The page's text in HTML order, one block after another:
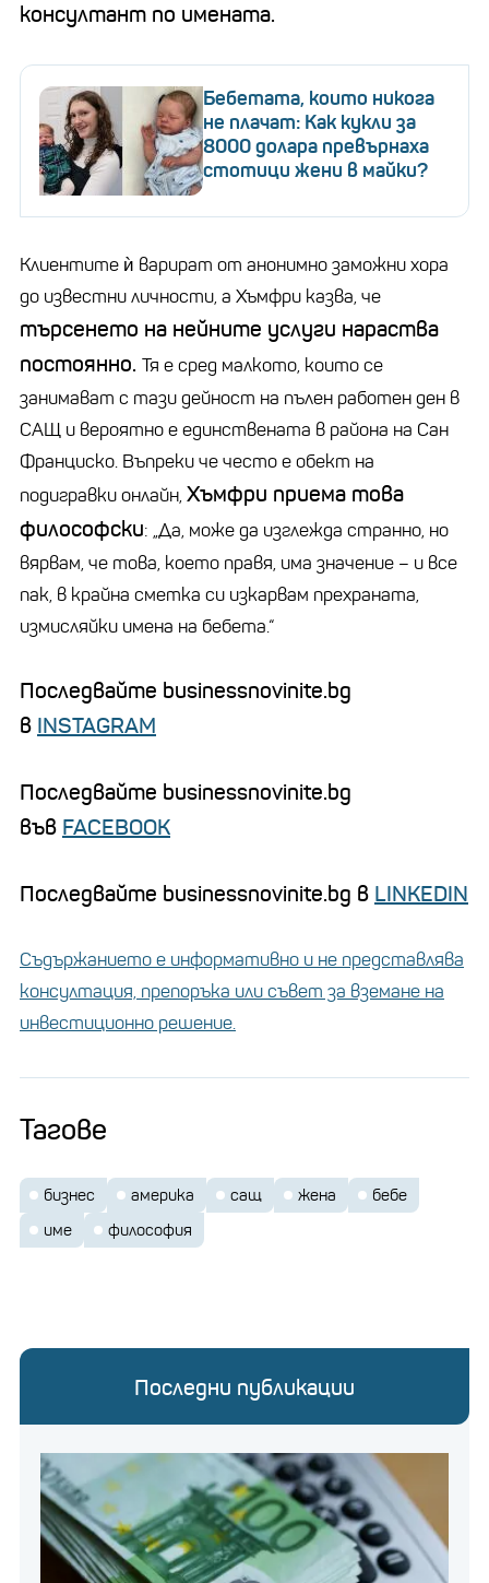
консултант по имената.
Бебетата, които никога
не плачат: Как кукли за
8000 долара превърнаха
стотици жени в майки?
Клиентите ѝ варират от анонимно заможни хора
до известни личности, а Хъмфри казва, че
търсенето на нейните услуги нараства
постоянно. Тя е сред малкото, които се
занимават с тази дейност на пълен работен ден в
САЩ и вероятно е единствената в района на Сан
Франциско. Въпреки че често е обект на
подигравки онлайн, Хъмфри приема това
философски: „Да, може да изглежда странно, но
вярвам, че това, което правя, има значение – и все
пак, в крайна сметка си изкарвам прехраната,
измисляйки имена на бебета.“
Последвайте businessnovinite.bg
в INSTAGRAM
Последвайте businessnovinite.bg
във FACEBOOK
Последвайте businessnovinite.bg в LINKEDIN
Съдържанието е информативно и не представлява
консултация, препоръка или съвет за вземане на
инвестиционно решение.
Тагове
бизнес америка сащ жена
бебе
име
философия
Последни публикации